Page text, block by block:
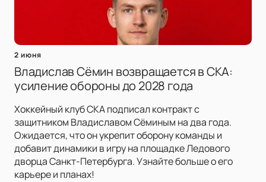
2 июня
Владислав Сёмин возвращается в СКА:
усиление обороны до 2028 года
Хоккейный клуб СКА подписал контракт с
защитником Владиславом Сёминым на два года.
Ожидается, что он укрепит оборону команды и
добавит динамики в игру на площадке Ледового
дворца Санкт-Петербурга. Узнайте больше о его
карьере и планах!